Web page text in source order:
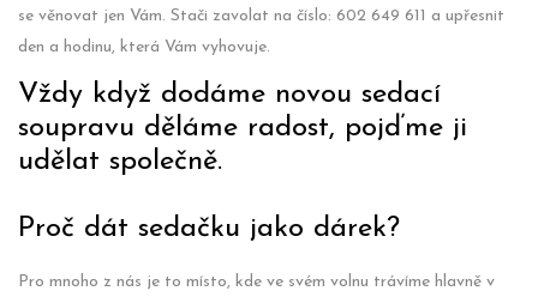
se věnovat jen Vám. Stači zavolat na číslo: 602 649 611 a upřesnit
den a hodinu, která Vám vyhovuje.
Vždy když dodáme novou sedací
soupravu děláme radost, pojďme ji
udělat společně.
Proč dát sedačku jako dárek?
Pro mnoho z nás je to místo, kde ve svém volnu trávíme hlavně v